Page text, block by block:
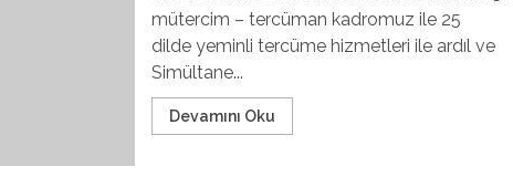
mütercim – tercüman kadromuz ile 25
dilde yeminli tercüme hizmetleri ile ardıl ve
Simültane...
Devamını Oku